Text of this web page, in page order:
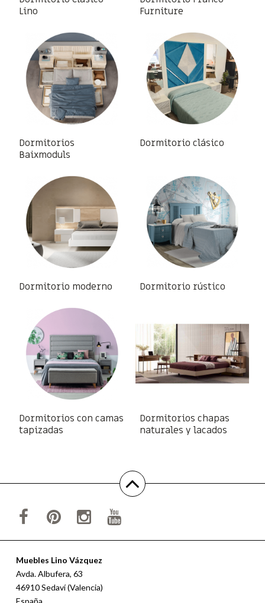
Lino
Furniture
Dormitorios
Baixmoduls
Dormitorio clásico
Dormitorio moderno Dormitorio rústico
Dormitorios con camas
tapizadas
Dormitorios chapas
naturales y lacados
Muebles Lino Vázquez
Avda. Albufera, 63
46910 Sedaví (Valencia)